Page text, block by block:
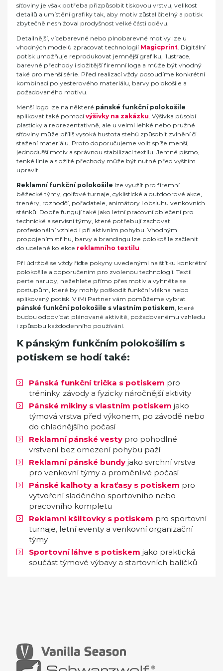
síťoviny je však potřeba přizpůsobit tiskovou vrstvu, velikost
detailů a umístění grafiky tak, aby motiv zůstal čitelný a potisk
zbytečně nesnižoval prodyšnost velké části oděvu.
Detailnější, vícebarevné nebo plnobarevné motivy lze u
vhodných modelů zpracovat technologií Magicprint . Digitální
potisk umožňuje reprodukovat jemnější grafiku, ilustrace,
barevné přechody i složitější firemní loga a může být vhodný
také pro menší série. Před realizací vždy posoudíme konkrétní
kombinaci polyesterového materiálu, barvy polokošile a
požadovaného motivu.
Menší logo lze na některé pánské funkční polokošile
aplikovat také pomocí výšivky na zakázku . Výšivka působí
plasticky a reprezentativně, ale u velmi lehké nebo pružné
síťoviny může příliš vysoká hustota stehů způsobit zvlnění či
stažení materiálu. Proto doporučujeme volit spíše menší,
jednodušší motiv a správnou stabilizaci textilu. Jemné písmo,
tenké linie a složité přechody může být nutné před vyšitím
upravit.
Reklamní funkční polokošile lze využít pro firemní
běžecké týmy, golfové turnaje, cyklistické a outdoorové akce,
trenéry, rozhodčí, pořadatele, animátory i obsluhu venkovních
stánků. Dobře fungují také jako letní pracovní oblečení pro
technické a servisní týmy, které potřebují zachovat
profesionální vzhled i při aktivním pohybu. Vhodným
propojením střihu, barvy a brandingu lze polokošile začlenit
do ucelené kolekce reklamního textilu
Při údržbě se vždy řiďte pokyny uvedenými na štítku konkrétní
polokošile a doporučením pro zvolenou technologii. Textil
perte naruby, nežehlete přímo přes motiv a vyhněte se
postupům, které by mohly poškodit funkční vlákna nebo
aplikovaný potisk. V iMi Partner vám pomůžeme vybrat
pánské funkční polokošile s vlastním potiskem , které
budou odpovídat plánované aktivitě, požadovanému vzhledu
i způsobu každodenního používání.
K pánským funkčním polokošilím s
potiskem se hodí také:
Pánská funkční trička s potiskem pro
tréninky, závody a fyzicky náročnější aktivity
Pánské mikiny s vlastním potiskem jako
týmová vrstva před výkonem, po závodě nebo
do chladnějšího počasí
Reklamní pánské vesty pro pohodlné
vrstvení bez omezení pohybu paží
Reklamní pánské bundy jako svrchní vrstva
pro venkovní týmy a proměnlivé počasí
Pánské kalhoty a kraťasy s potiskem pro
vytvoření sladěného sportovního nebo
pracovního kompletu
Reklamní kšiltovky s potiskem pro sportovní
turnaje, letní eventy a venkovní organizační
týmy
Sportovní láhve s potiskem jako praktická
součást týmové výbavy a startovních balíčků